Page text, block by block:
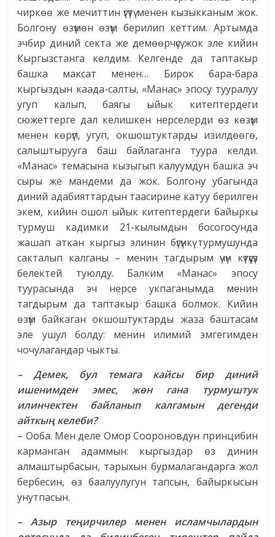
чиркөө же мечиттин үгүтү менен кызыкканым жок.
Болгону өзүмөн өзүм берилип кеттим. Артымда
эчбир диний секта же демөөрчүсү жок эле кийин
Кыргызстанга келдим. Келгенде да таптакыр
башка максат менен… Бирок бара-бара
кыргыздын каада-салты, «Манас» эпосу тууралуу
угуп калып, баягы ыйык китептердеги
сюжеттерге дал келишкен нерселерди өз көзүм
менен көрүп, угуп, окшоштуктарды изилдөөгө,
салыштырууга баш байлаганга туура келди.
«Манас» темасына кызыгып калуумдун башка эч
сыры же мандеми да жок. Болгону убагында
диний адабияттардын таасирине катуу берилген
экем, кийин ошол ыйык китептердеги байыркы
турмуш кадимки 21-кылымдын босогосунда
жашап аткан кыргыз элинин бүгүнкү турмушунда
сакталып калганы – менин тагдырым үчүн күтүүсүз
белектей туюлду. Балким «Манас» эпосу
туурасында эч нерсе укпаганымда менин
тагдырым да таптакыр башка болмок. Кийин
өзүм байкаган окшоштуктарды жаза баштасам
эле ушул болду: менин илимий эмгегимден
чочулагандар чыкты.
– Демек, бул темага кайсы бир диний
ишенимден эмес, жөн гана турмуштук
илинчектен байланып калгамын дегенди
айткың келеби?
– Ооба. Мен деле Омор Соороновдун принцибин
карманган адаммын: кыргыздар өз динин
алмаштырбасын, тарыхын бурмалагандарга жол
бербесин, өз баалуулугун тапсын, байыркысын
унутпасын.
– Азыр теңирчилер менен исламчылардын